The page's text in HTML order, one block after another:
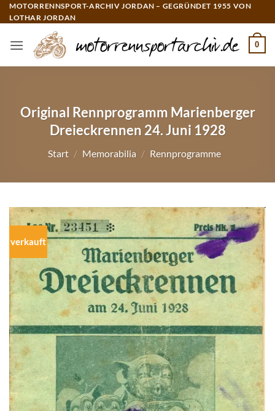
Zum
Inhalt
MOTORRENNSPORT-ARCHIV JORDAN – GEGRÜNDET 1955 VON
LOTHAR JORDAN
0
Original Rennprogramm Marienberger
Dreieckrennen 24. Juni 1928
Start / Memorabilia / Rennprogramme
verkauft